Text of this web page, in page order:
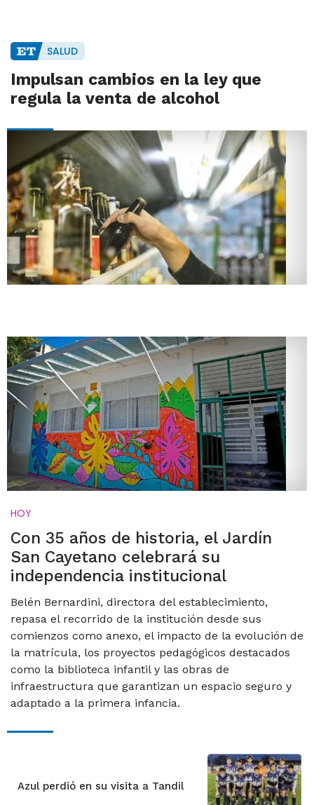
SALUD
Impulsan cambios en la ley que
regula la venta de alcohol
HOY
Con 35 años de historia, el Jardín
San Cayetano celebrará su
independencia institucional
Belén Bernardini, directora del establecimiento,
repasa el recorrido de la institución desde sus
comienzos como anexo, el impacto de la evolución de
la matrícula, los proyectos pedagógicos destacados
como la biblioteca infantil y las obras de
infraestructura que garantizan un espacio seguro y
adaptado a la primera infancia.
Azul perdió en su visita a Tandil